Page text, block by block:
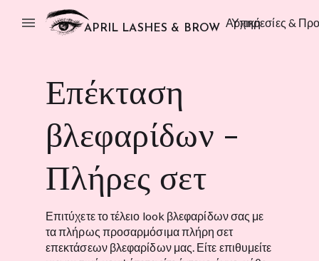
menu APRIL LASHES & BROW Αρχική
Υπηρεσίες &
Επέκταση
βλεφαρίδων -
Πλήρες σετ
Επιτύχετε το τέλειο look βλεφαρίδων σας με
τα πλήρως προσαρμόσιμα πλήρη σετ
επεκτάσεων βλεφαρίδων μας. Είτε επιθυμείτε